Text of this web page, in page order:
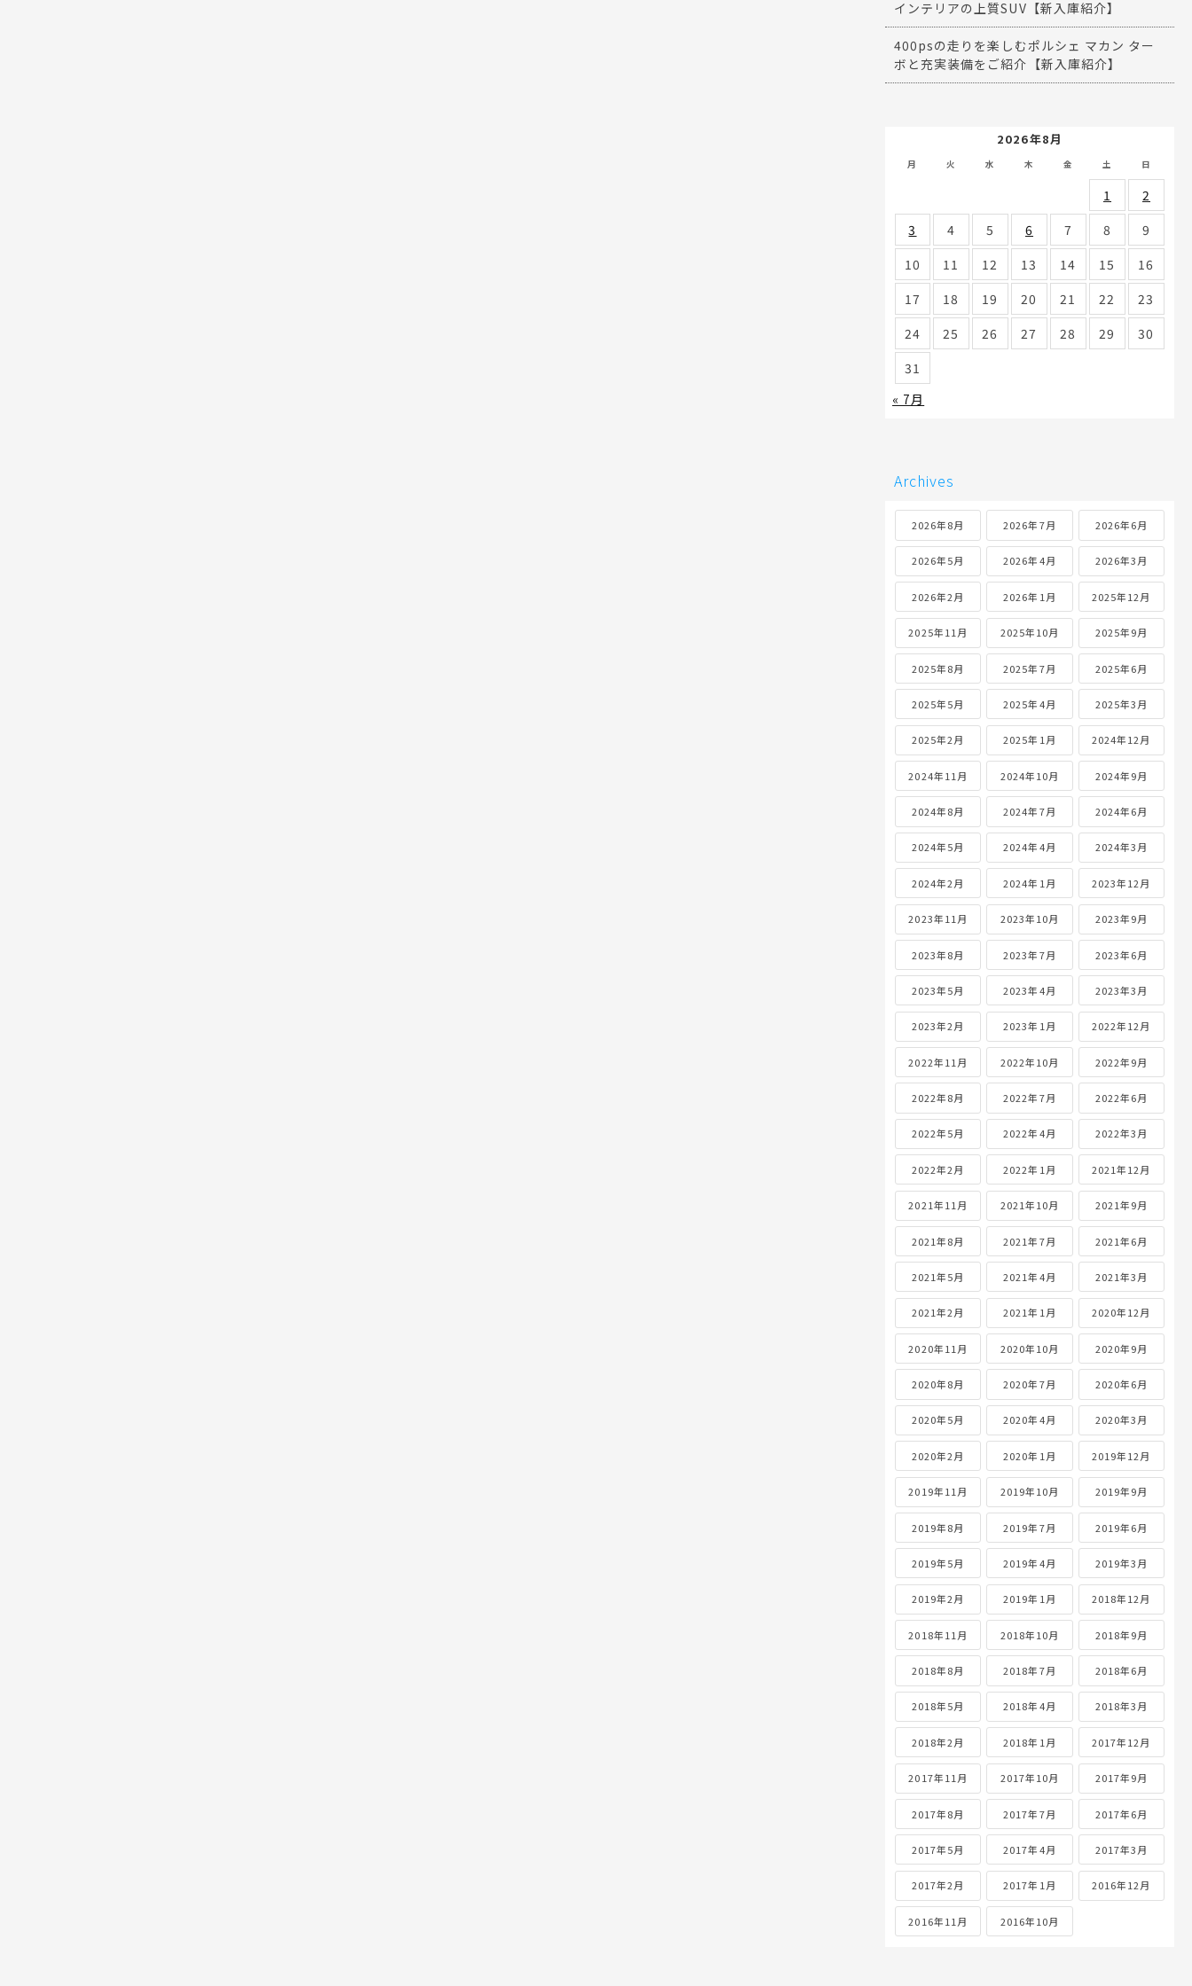
インテリアの上質SUV【新入庫紹介】
400psの走りを楽しむポルシェ マカン ター
ボと充実装備をご紹介【新入庫紹介】
2026年8月
月 火 水 木 金 土 日
1
2
3
4 5 6 7 8
9
10
11 12 13 14 15
16
17
18 19 20 21 22
23
24
25 26 27 28 29
30
31
« 7月
Archives
2026年8月 2026年7月 2026年6月
2026年5月 2026年4月 2026年3月
2026年2月 2026年1月 2025年12月
2025年11月 2025年10月 2025年9月
2025年8月 2025年7月 2025年6月
2025年5月 2025年4月 2025年3月
2025年2月 2025年1月 2024年12月
2024年11月 2024年10月 2024年9月
2024年8月 2024年7月 2024年6月
2024年5月 2024年4月 2024年3月
2024年2月 2024年1月 2023年12月
2023年11月 2023年10月 2023年9月
2023年8月 2023年7月 2023年6月
2023年5月 2023年4月 2023年3月
2023年2月 2023年1月 2022年12月
2022年11月 2022年10月 2022年9月
2022年8月 2022年7月 2022年6月
2022年5月 2022年4月 2022年3月
2022年2月 2022年1月 2021年12月
2021年11月 2021年10月 2021年9月
2021年8月 2021年7月 2021年6月
2021年5月 2021年4月 2021年3月
2021年2月 2021年1月 2020年12月
2020年11月 2020年10月 2020年9月
2020年8月 2020年7月 2020年6月
2020年5月 2020年4月 2020年3月
2020年2月 2020年1月 2019年12月
2019年11月 2019年10月 2019年9月
2019年8月 2019年7月 2019年6月
2019年5月 2019年4月 2019年3月
2019年2月 2019年1月 2018年12月
2018年11月 2018年10月 2018年9月
2018年8月 2018年7月 2018年6月
2018年5月 2018年4月 2018年3月
2018年2月 2018年1月 2017年12月
2017年11月 2017年10月 2017年9月
2017年8月 2017年7月 2017年6月
2017年5月 2017年4月 2017年3月
2017年2月 2017年1月 2016年12月
2016年11月 2016年10月